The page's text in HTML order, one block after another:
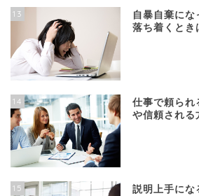
13
自暴自棄にな
落ち着くとき
14
仕事で頼られ
や信頼される
15
説明上手にな